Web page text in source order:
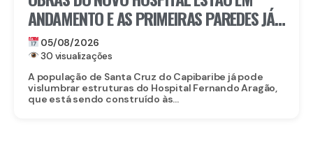
ANDAMENTO E AS PRIMEIRAS PAREDES JÁ
ESTÃO SENDO ERGUIDAS
05/08/2026
30 visualizações
A população de Santa Cruz do Capibaribe já pode
vislumbrar estruturas do Hospital Fernando Aragão,
que está sendo construído às...